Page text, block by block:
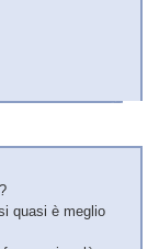
quasi è meglio